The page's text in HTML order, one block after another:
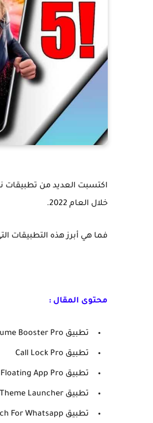
اكتسبت العديد من تطبيقات
خلال العام 2022.
فما هي أبرز هذه التطبيقات
محتوى المقال :
تطبيق Volume Booster Pro
تطبيق Call Lock Pro
تطبيق Floating App Pro
تطبيق Modern Theme Launcher
تطبيق Friend Search For Whatsapp